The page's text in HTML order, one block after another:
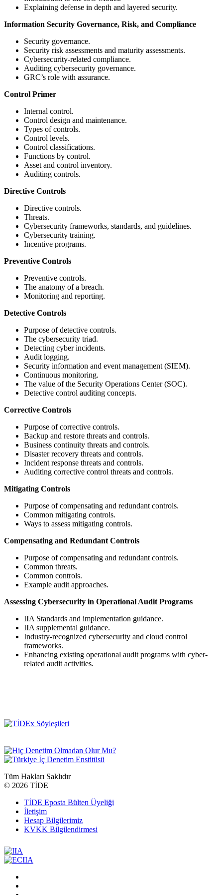
Explaining defense in depth and layered security.
Information Security Governance, Risk, and Compliance
Security governance.
Security risk assessments and maturity assessments.
Cybersecurity-related compliance.
Auditing cybersecurity governance.
GRC’s role with assurance.
Control Primer
Internal control.
Control design and maintenance.
Types of controls.
Control levels.
Control classifications.
Functions by control.
Asset and control inventory.
Auditing controls.
Directive Controls
Directive controls.
Threats.
Cybersecurity frameworks, standards, and guidelines.
Cybersecurity training.
Incentive programs.
Preventive Controls
Preventive controls.
The anatomy of a breach.
Monitoring and reporting.
Detective Controls
Purpose of detective controls.
The cybersecurity triad.
Detecting cyber incidents.
Audit logging.
Security information and event management (SIEM).
Continuous monitoring.
The value of the Security Operations Center (SOC).
Detective control auditing concepts.
Corrective Controls
Purpose of corrective controls.
Backup and restore threats and controls.
Business continuity threats and controls.
Disaster recovery threats and controls.
Incident response threats and controls.
Auditing corrective control threats and controls.
Mitigating Controls
Purpose of compensating and redundant controls.
Common mitigating controls.
Ways to assess mitigating controls.
Compensating and Redundant Controls
Purpose of compensating and redundant controls.
Common threats.
Common controls.
Example audit approaches.
Assessing Cybersecurity in Operational Audit Programs
IIA Standards and implementation guidance.
IIA supplemental guidance.
Industry-recognized cybersecurity and cloud control
frameworks.
Enhancing existing operational audit programs with cyber-
related audit activities.
Tüm Hakları Saklıdır
© 2026 TİDE
TİDE Eposta Bülten Üyeliği
İletişim
Hesap Bilgilerimiz
KVKK Bilgilendirmesi